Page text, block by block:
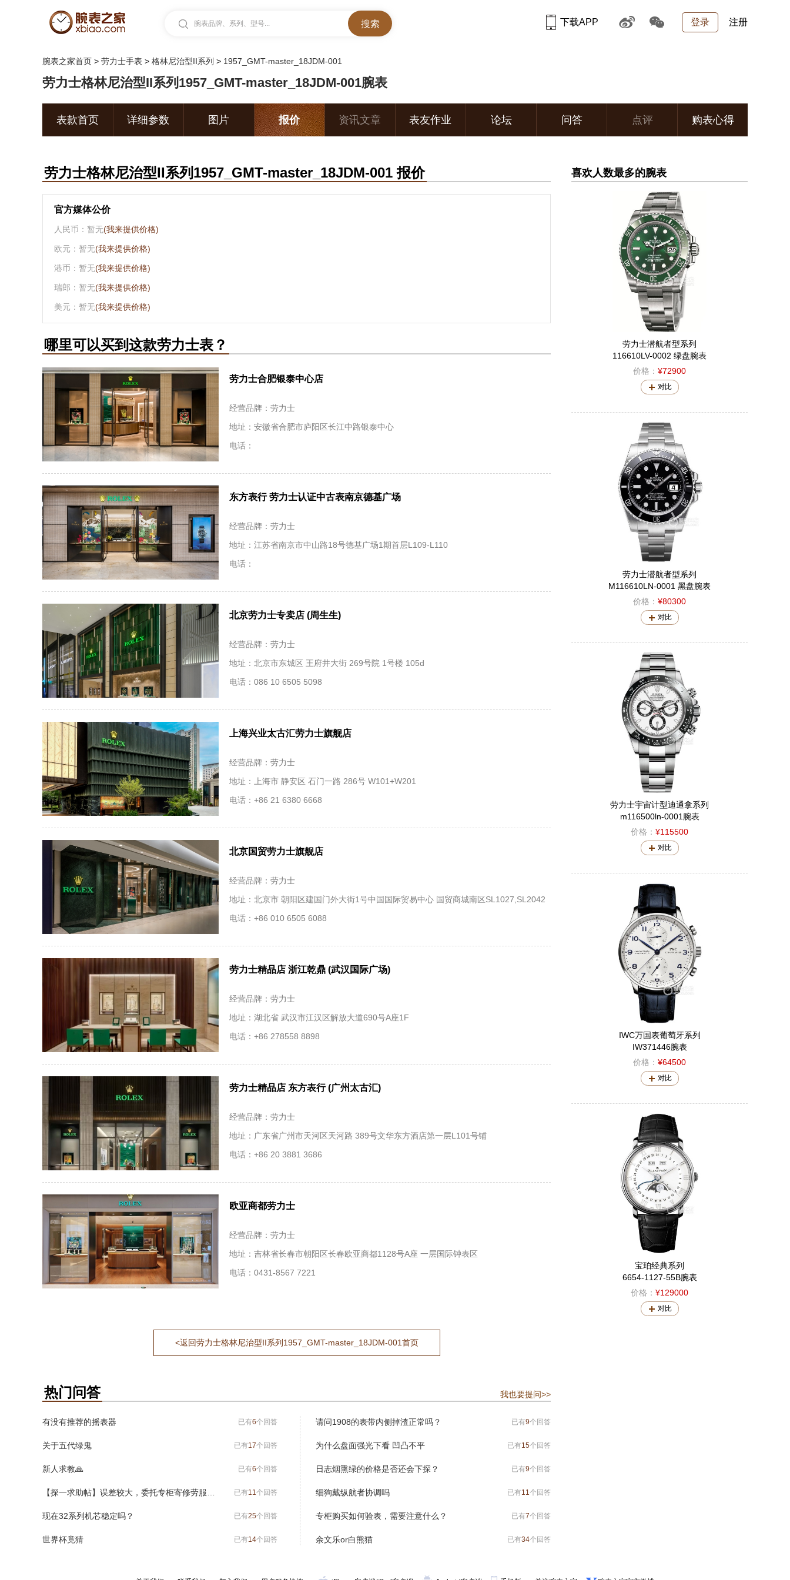
腕表品牌、系列、型号... 登录 注册
下载APP
腕表之家首页 > 劳力士手表 > 格林尼治型II系列 > 1957_GMT-master_18JDM-001
劳力士格林尼治型II系列1957_GMT-master_18JDM-001腕表
表款首页 详细参数 图片 报价 资讯文章 表友作业 论坛 问答 点评 购表心得
劳力士格林尼治型II系列1957_GMT-master_18JDM-001 报价
官方媒体公价
人民币：暂无(我来提供价格)
欧元：暂无(我来提供价格)
港币：暂无(我来提供价格)
瑞郎：暂无(我来提供价格)
美元：暂无(我来提供价格)
哪里可以买到这款劳力士表？
劳力士合肥银泰中心店
经营品牌：劳力士
地址：安徽省合肥市庐阳区长江中路银泰中心
电话：
东方表行 劳力士认证中古表南京德基广场
经营品牌：劳力士
地址：江苏省南京市中山路18号德基广场1期首层L109-L110
电话：
北京劳力士专卖店 (周生生)‬
经营品牌：劳力士
地址：北京市东城区 王府井大街 269号院 1号楼 105d
电话：086 10 6505 5098
上海兴业太古汇劳力士旗舰店
经营品牌：劳力士
地址：上海市 静安区 石门一路 286号 W101+W201
电话：+86 21 6380 6668
北京国贸劳力士旗舰店
经营品牌：劳力士
地址：北京市 朝阳区建国门外大街1号中国国际贸易中心 国贸商城南区SL1027,SL2042
电话：+86 010 6505 6088
劳力士精品店 浙江乾鼎 (武汉国际广场)‬
经营品牌：劳力士
地址：湖北省 武汉市江汉区解放大道690号A座1F
电话：+86 278558 8898
劳力士精品店 东方表行 (广州太古汇)
经营品牌：劳力士
地址：广东省广州市天河区天河路 389号文华东方酒店第一层L101号铺
电话：+86 20 3881 3686
欧亚商都劳力士
经营品牌：劳力士
地址：吉林省长春市朝阳区长春欧亚商都1128号A座 一层国际钟表区
电话：0431-8567 7221
<返回劳力士格林尼治型II系列1957_GMT-master_18JDM-001首页
热门问答 我也要提问>>
有没有推荐的摇表器 已有6个回答
关于五代绿鬼 已有17个回答
新人求教🙏 已有6个回答
已有11个回答
现在32系列机芯稳定吗？ 已有25个回答
世界杯竟猜 已有14个回答
请问1908的表带内侧掉渣正常吗？ 已有9个回答
为什么盘面强光下看 凹凸不平 已有15个回答
日志烟熏绿的价格是否还会下探？ 已有9个回答
细狗戴纵航者协调吗 已有11个回答
专柜购买如何验表，需要注意什么？ 已有7个回答
余文乐or白熊猫 已有34个回答
喜欢人数最多的腕表
劳力士潜航者型系列
116610LV-0002 绿盘腕表
价格： ¥72900
对比
劳力士潜航者型系列
M116610LN-0001 黑盘腕表
价格： ¥80300
对比
劳力士宇宙计型迪通拿系列
m116500ln-0001腕表
价格： ¥115500
对比
IWC万国表葡萄牙系列
IW371446腕表
价格： ¥64500
对比
宝珀经典系列
6654-1127-55B腕表
价格： ¥129000
对比